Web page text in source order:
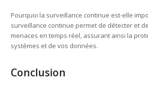
Pourquoi la surveillance continue est-elle
surveillance continue permet de détecter et
menaces en temps réel, assurant ainsi la
systèmes et de vos données.
Conclusion